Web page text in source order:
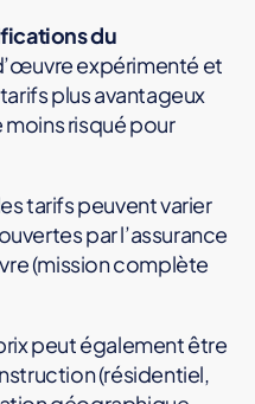
du
expérimenté et
plus avantageux
risqué pour
tarifs peuvent varier
par l’assurance
(mission complète
peut également être
(résidentiel,